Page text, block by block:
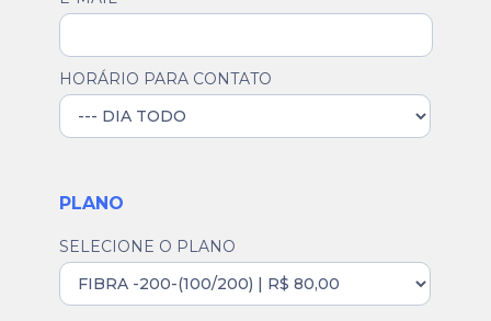
HORÁRIO PARA CONTATO
PLANO
SELECIONE O PLANO